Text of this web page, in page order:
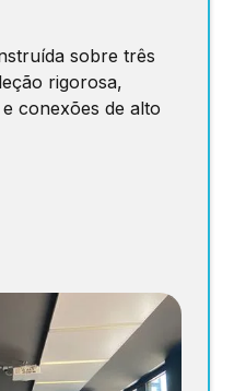
sobre três
rigorosa,
conexões de alto